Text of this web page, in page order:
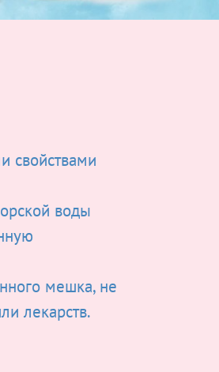
свойствами
воды
мешка, не
лекарств.